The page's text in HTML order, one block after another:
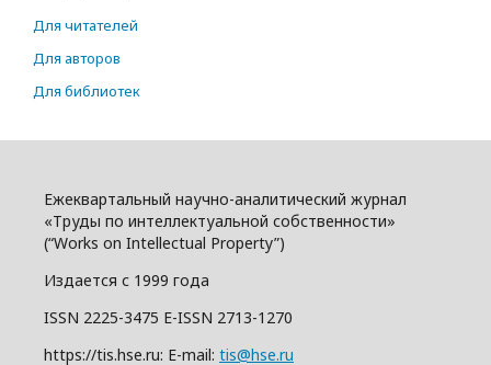
Для читателей
Для авторов
Для библиотек
Ежеквартальный научно-аналитический журнал
«Труды по интеллектуальной собственности»
(“Works on Intellectual Property”)
Издается с 1999 года
ISSN 2225-3475 E-ISSN 2713-1270
https://tis.hse.ru: E-mail: tis@hse.ru